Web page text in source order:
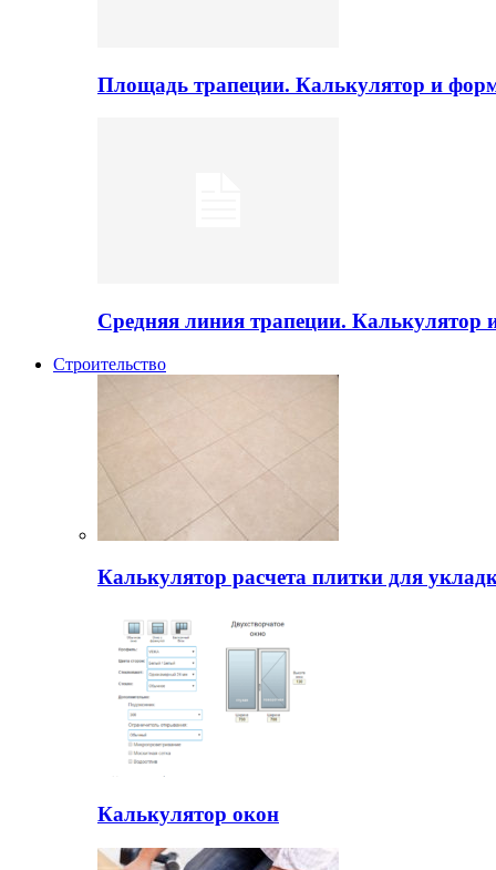
Площадь трапеции. Калькулятор и
Средняя линия трапеции.
Строительство
Калькулятор расчета плитки для
Калькулятор окон